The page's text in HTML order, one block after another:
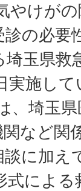
やけが
の必要
玉県救
実施して
、埼玉
など関
に加え
による